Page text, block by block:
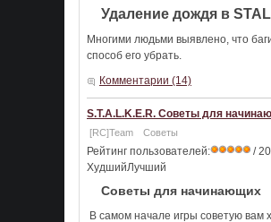
Удаление дождя в
Многими людьми выявлено, что
способ его убрать.
Комментарии (14)
S.T.A.L.K.E.R. Советы для
[RC]Team Советы
Рейтинг пользователей:
/ 20
ХудшийЛучший
Советы для начинающих
В самом начале игры советую вам